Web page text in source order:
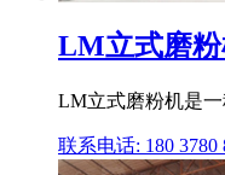
LM立式磨粉
LM立式磨粉机是
联系电话: 180 3780